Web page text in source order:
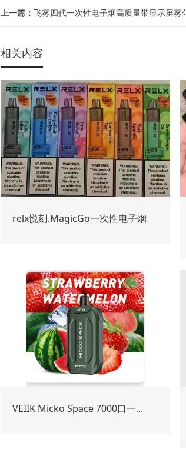
上一篇： 飞雾四代一次性电子烟高质量带显示屏雾
相关内容
relx悦刻.MagicGo一次性电子烟
VEIIK Micko Space 7000口一...